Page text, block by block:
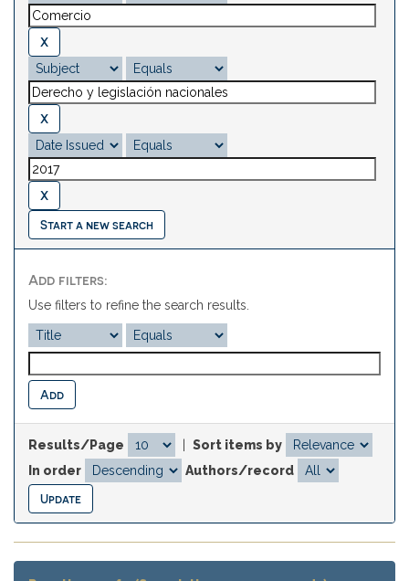
Start a new search
Add filters:
Use filters to refine the search results.
Results/Page
Sort items by
In order
Authors/record